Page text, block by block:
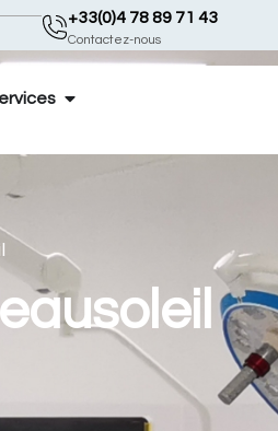
+33(0)4 78 89 71 43
Contactez-nous